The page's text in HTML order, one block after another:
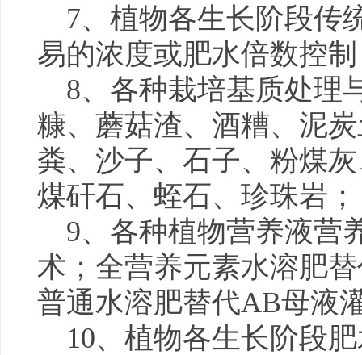
7、植物各生长阶段传
易的浓度或肥水倍数控
8、各种栽培基质处理
糠、蘑菇渣、酒糟、泥
粪、沙子、石子、粉煤
煤矸石、蛭石、珍珠岩；
9、各种植物营养液营
术；全营养元素水溶肥
普通水溶肥替代AB母液
10、植物各生长阶段